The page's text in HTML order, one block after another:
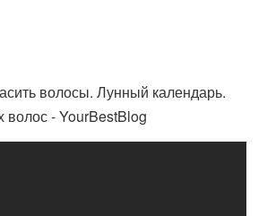
волосы. Лунный календарь.
- YourBestBlog